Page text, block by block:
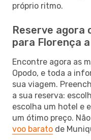
próprio ritmo.
Reserve agora
para Florença
Encontre agora as
Opodo, e toda a
sua viagem.
a sua reserva:
escolha um hotel e
um ótimo preço.
voo barato de